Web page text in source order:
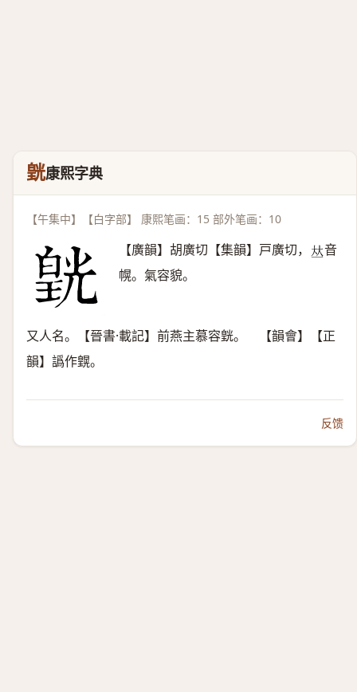
皝康熙字典
【午集中】【白字部】 康熙笔画：15 部外笔画：10
【廣韻】胡廣切【集韻】戸廣切， 𠀤音
幌。氣容貌。
又人名。【晉書·載記】前燕主慕容皝。 【韻會】【正
韻】譌作皩。
反馈